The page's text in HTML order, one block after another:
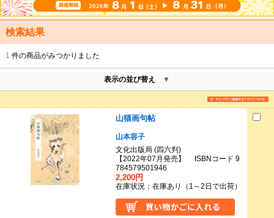
検索結果
1 件の商品がみつかりました
表示の並び替え
山猫画句帖
山本容子
文化出版局 (四六判)
【2022年07月発売】 ISBNコード 9
784579501946
2,200円
在庫状況：在庫あり（1～2日で出荷）